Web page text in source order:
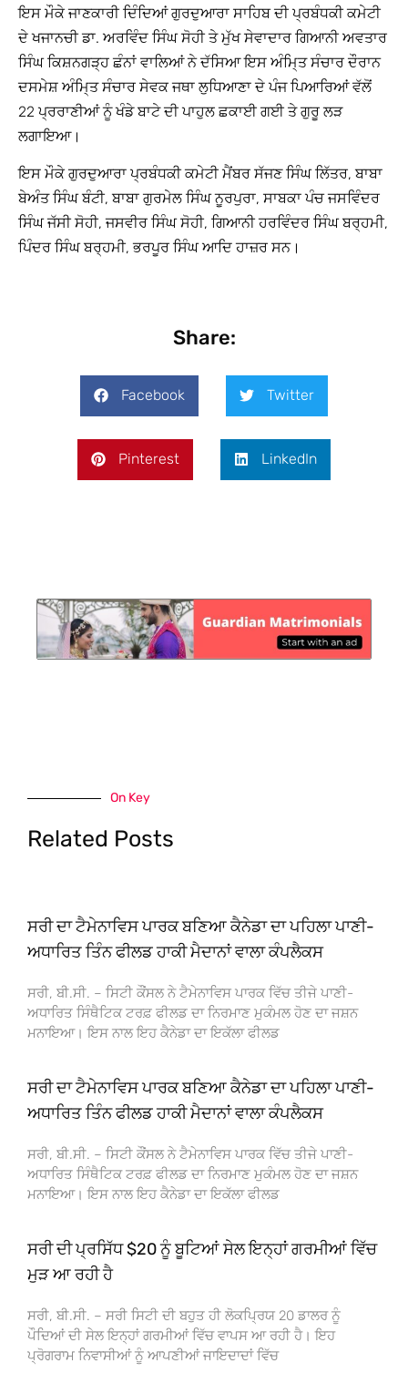
ਇਸ ਮੌਕੇ ਜਾਣਕਾਰੀ ਦਿੰਦਿਆਂ ਗੁਰਦੁਆਰਾ ਸਾਹਿਬ ਦੀ ਪ੍ਰਬੰਧਕੀ ਕਮੇਟੀ
ਦੇ ਖਜਾਨਚੀ ਡਾ. ਅਰਵਿੰਦ ਸਿੰਘ ਸੋਹੀ ਤੇ ਮੁੱਖ ਸੇਵਾਦਾਰ ਗਿਆਨੀ ਅਵਤਾਰ
ਸਿੰਘ ਕਿਸ਼ਨਗੜ੍ਹ ਛੰਨਾਂ ਵਾਲਿਆਂ ਨੇ ਦੱਸਿਆ ਇਸ ਅੰਮਿ੍ਤ ਸੰਚਾਰ ਦੌਰਾਨ
ਦਸਮੇਸ਼ ਅੰਮਿ੍ਤ ਸੰਚਾਰ ਸੇਵਕ ਜਥਾ ਲੁਧਿਆਣਾ ਦੇ ਪੰਜ ਪਿਆਰਿਆਂ ਵੱਲੋਂ
22 ਪ੍ਰਰਾਣੀਆਂ ਨੂੰ ਖੰਡੇ ਬਾਟੇ ਦੀ ਪਾਹੁਲ ਛਕਾਈ ਗਈ ਤੇ ਗੁਰੂ ਲੜ
ਲਗਾਇਆ।
ਇਸ ਮੌਕੇ ਗੁਰਦੁਆਰਾ ਪ੍ਰਬੰਧਕੀ ਕਮੇਟੀ ਮੈਂਬਰ ਸੱਜਣ ਸਿੰਘ ਲਿੱਤਰ, ਬਾਬਾ
ਬੇਅੰਤ ਸਿੰਘ ਬੰਟੀ, ਬਾਬਾ ਗੁਰਮੇਲ ਸਿੰਘ ਨੂਰਪੁਰਾ, ਸਾਬਕਾ ਪੰਚ ਜਸਵਿੰਦਰ
ਸਿੰਘ ਜੱਸੀ ਸੋਹੀ, ਜਸਵੀਰ ਸਿੰਘ ਸੋਹੀ, ਗਿਆਨੀ ਹਰਵਿੰਦਰ ਸਿੰਘ ਬਰ੍ਹਮੀ,
ਪਿੰਦਰ ਸਿੰਘ ਬਰ੍ਹਮੀ, ਭਰਪੂਰ ਸਿੰਘ ਆਦਿ ਹਾਜ਼ਰ ਸਨ।
Share:
Facebook Twitter
Pinterest LinkedIn
On Key
Related Posts
ਸਰੀ ਦਾ ਟੈਮੇਨਾਵਿਸ ਪਾਰਕ ਬਣਿਆ ਕੈਨੇਡਾ ਦਾ ਪਹਿਲਾ ਪਾਣੀ-
ਅਧਾਰਿਤ ਤਿੰਨ ਫੀਲਡ ਹਾਕੀ ਮੈਦਾਨਾਂ ਵਾਲਾ ਕੰਪਲੈਕਸ
ਸਰੀ, ਬੀ.ਸੀ. – ਸਿਟੀ ਕੌਂਸਲ ਨੇ ਟੈਮੇਨਾਵਿਸ ਪਾਰਕ ਵਿੱਚ ਤੀਜੇ ਪਾਣੀ-
ਅਧਾਰਿਤ ਸਿੰਥੈਟਿਕ ਟਰਫ਼ ਫੀਲਡ ਦਾ ਨਿਰਮਾਣ ਮੁਕੰਮਲ ਹੋਣ ਦਾ ਜਸ਼ਨ
ਮਨਾਇਆ। ਇਸ ਨਾਲ ਇਹ ਕੈਨੇਡਾ ਦਾ ਇਕੱਲਾ ਫੀਲਡ
ਸਰੀ ਦਾ ਟੈਮੇਨਾਵਿਸ ਪਾਰਕ ਬਣਿਆ ਕੈਨੇਡਾ ਦਾ ਪਹਿਲਾ ਪਾਣੀ-
ਅਧਾਰਿਤ ਤਿੰਨ ਫੀਲਡ ਹਾਕੀ ਮੈਦਾਨਾਂ ਵਾਲਾ ਕੰਪਲੈਕਸ
ਸਰੀ, ਬੀ.ਸੀ. – ਸਿਟੀ ਕੌਂਸਲ ਨੇ ਟੈਮੇਨਾਵਿਸ ਪਾਰਕ ਵਿੱਚ ਤੀਜੇ ਪਾਣੀ-
ਅਧਾਰਿਤ ਸਿੰਥੈਟਿਕ ਟਰਫ਼ ਫੀਲਡ ਦਾ ਨਿਰਮਾਣ ਮੁਕੰਮਲ ਹੋਣ ਦਾ ਜਸ਼ਨ
ਮਨਾਇਆ। ਇਸ ਨਾਲ ਇਹ ਕੈਨੇਡਾ ਦਾ ਇਕੱਲਾ ਫੀਲਡ
ਸਰੀ ਦੀ ਪ੍ਰਸਿੱਧ $20 ਨੂੰ ਬੂਟਿਆਂ ਸੇਲ ਇਨ੍ਹਾਂ ਗਰਮੀਆਂ ਵਿੱਚ
ਮੁੜ ਆ ਰਹੀ ਹੈ
ਸਰੀ, ਬੀ.ਸੀ. – ਸਰੀ ਸਿਟੀ ਦੀ ਬਹੁਤ ਹੀ ਲੋਕਪ੍ਰਿਯ 20 ਡਾਲਰ ਨੂੰ
ਪੌਦਿਆਂ ਦੀ ਸੇਲ ਇਨ੍ਹਾਂ ਗਰਮੀਆਂ ਵਿੱਚ ਵਾਪਸ ਆ ਰਹੀ ਹੈ। ਇਹ
ਪ੍ਰੋਗਰਾਮ ਨਿਵਾਸੀਆਂ ਨੂੰ ਆਪਣੀਆਂ ਜਾਇਦਾਦਾਂ ਵਿੱਚ